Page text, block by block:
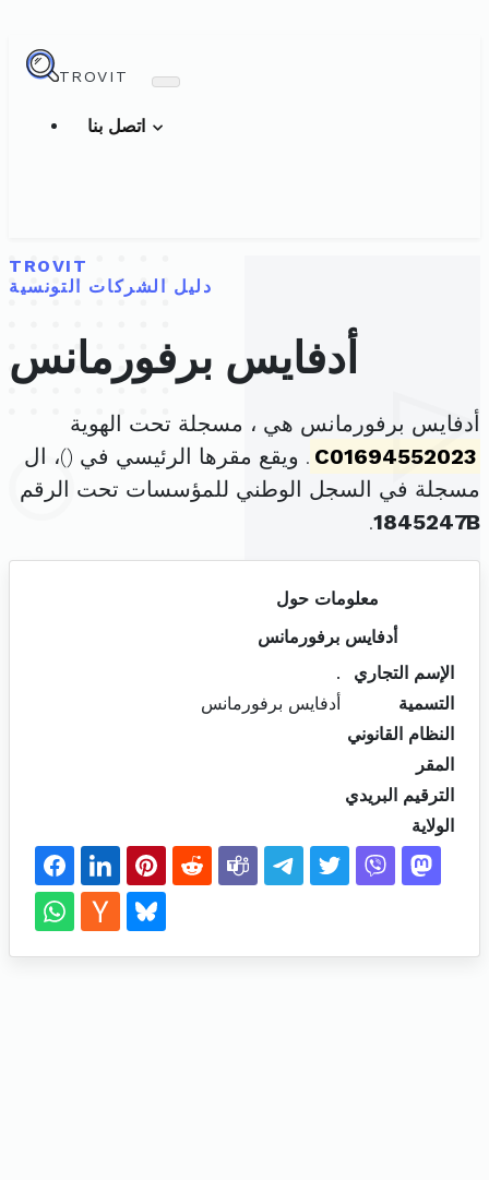
TROVIT
TROVIT
دليل الشركات التونسية
أدفايس برفورمانس
أدفايس برفورمانس هي ، مسجلة تحت الهوية
C01694552023 . ويقع مقرها الرئيسي في ()، ال
مسجلة في السجل الوطني للمؤسسات تحت الرقم
1845247B
.
معلومات حول
أدفايس برفورمانس
الإسم التجاري
.
التسمية
أدفايس برفورمانس
النظام القانوني
المقر
الترقيم البريدي
الولاية